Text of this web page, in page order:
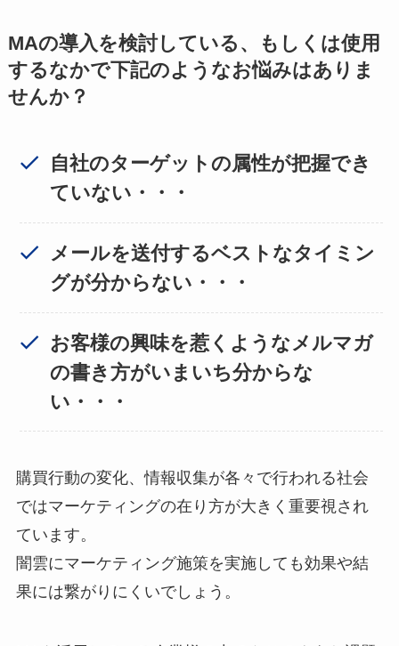
MAの導入を検討している、もしくは使用
するなかで下記のようなお悩みはありま
せんか？
自社のターゲットの属性が把握でき
ていない・・・
メールを送付するベストなタイミン
グが分からない・・・
お客様の興味を惹くようなメルマガ
の書き方がいまいち分からな
い・・・
購買行動の変化、情報収集が各々で行われる社会
ではマーケティングの在り方が大きく重要視され
ています。
闇雲にマーケティング施策を実施しても効果や結
果には繋がりにくいでしょう。